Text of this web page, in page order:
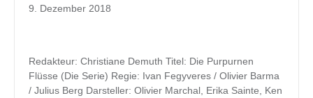
9. Dezember 2018
Redakteur: Christiane Demuth Titel: Die Purpurnen
Flüsse (Die Serie) Regie: Ivan Fegyveres / Olivier Barma
/ Julius Berg Darsteller: Olivier Marchal, Erika Sainte, Ken